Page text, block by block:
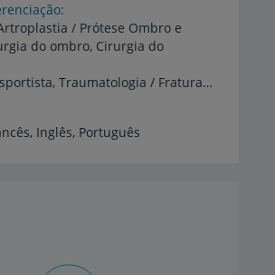
/ Prótese Ombro e
do ombro, Cirurgia do
Lesões do desportista, Traumatologia / Fraturas do membro superiorr: ombro, cotovelo, punho e mão
Inglês, Português